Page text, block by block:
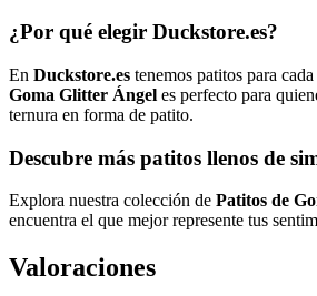
¿Por qué elegir Duckstore.es?
En Duckstore.es tenemos patitos para
Goma Glitter Ángel es perfecto para
ternura en forma de patito.
Descubre más patitos llenos de
Explora nuestra colección de Patitos de
encuentra el que mejor represente tus
Valoraciones